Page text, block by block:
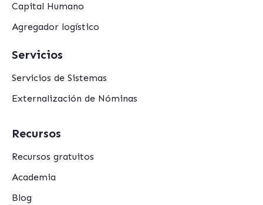
Capital Humano
Agregador logístico
Servicios
Servicios de Sistemas
Externalización de Nóminas
Recursos
Recursos gratuitos
Academia
Blog